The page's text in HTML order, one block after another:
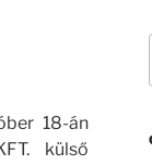
18-án
külső